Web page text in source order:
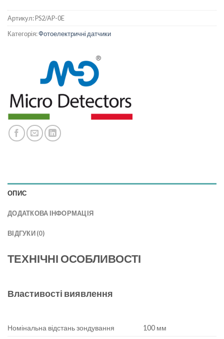
Артикул:PS2/AP-0E
Категорія:Фотоелектричні датчики
ОПИС
ДОДАТКОВА ІНФОРМАЦІЯ
ВІДГУКИ (0)
ТЕХНІЧНІ ОСОБЛИВОСТІ
Властивості виявлення
Номінальна відстань зондування
100 мм